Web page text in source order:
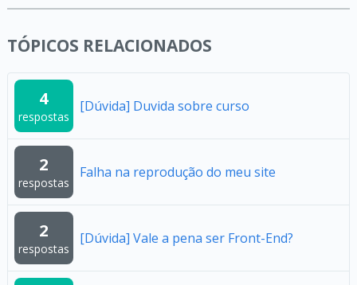
TÓPICOS RELACIONADOS
4
respostas
[Dúvida] Duvida sobre curso
2
respostas
Falha na reprodução do meu site
2
respostas
[Dúvida] Vale a pena ser Front-End?